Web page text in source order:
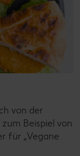
von der
Beispiel von
für „Vegane